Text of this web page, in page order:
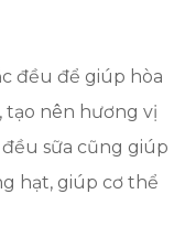
đều để giúp hòa
tạo nên hương vị
sữa cũng giúp
hạt, giúp cơ thể